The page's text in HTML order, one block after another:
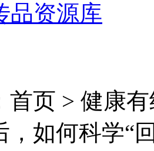
品资源库
首页 > 健康
，如何科学“